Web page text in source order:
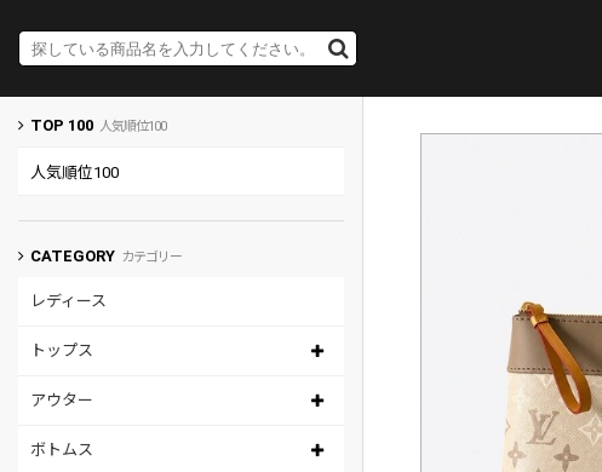
TOP 100 人気順位100
人気順位100
CATEGORY カテゴリー
レディース
トップス
アウター
ボトムス